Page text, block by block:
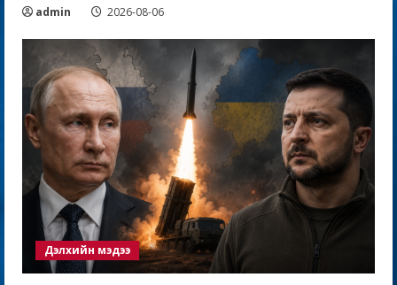
admin 2026-08-06
Дэлхийн мэдээ